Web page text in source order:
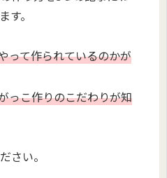
す。
って作られているのかが
っこ作りのこだわりが知
さい。